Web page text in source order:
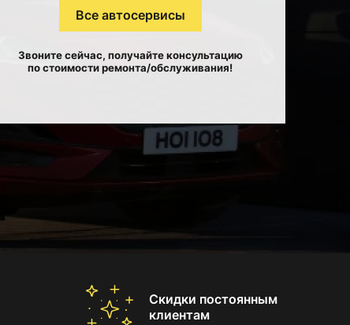
Все автосервисы
Звоните сейчас, получайте консультацию
по стоимости ремонта/обслуживания!
Скидки постоянным
клиентам